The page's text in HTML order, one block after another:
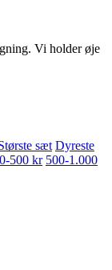
Vi holder øje
sæt Dyreste
500 kr 500-1.000